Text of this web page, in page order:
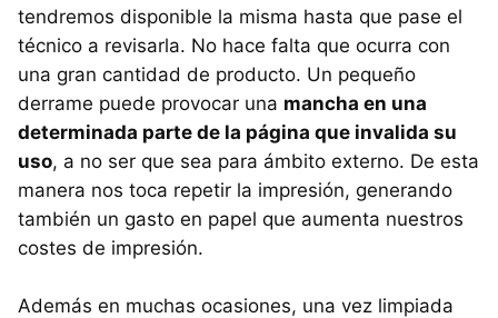
tendremos disponible la misma hasta que pase el
técnico a revisarla. No hace falta que ocurra con
una gran cantidad de producto. Un pequeño
derrame puede provocar una mancha en una
determinada parte de la página que invalida su
uso, a no ser que sea para ámbito externo. De esta
manera nos toca repetir la impresión, generando
también un gasto en papel que aumenta nuestros
costes de impresión.
Además en muchas ocasiones, una vez limpiada